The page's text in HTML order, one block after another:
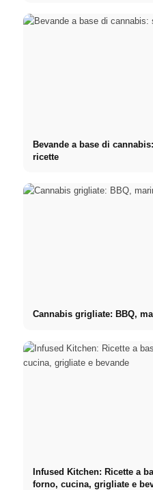
Bevande a base di
ricette
Cannabis grigliate: BBQ,
Infused Kitchen: Ricette a
forno, cucina, grigliate e